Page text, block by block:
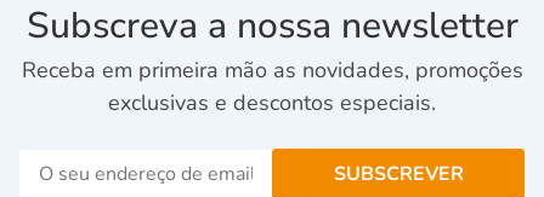
Subscreva a nossa newsletter
Receba em primeira mão as novidades, promoções
exclusivas e descontos especiais.